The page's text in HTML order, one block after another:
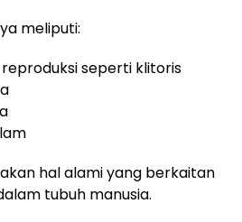
meliputi:
seperti klitoris
hal alami yang berkaitan
tubuh manusia.